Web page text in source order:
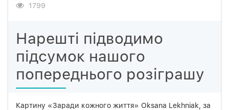
1799
Нарешті підводимо
підсумок нашого
попереднього розіграшу
Картину «Заради кожного життя» Oksana Lekhniak, за